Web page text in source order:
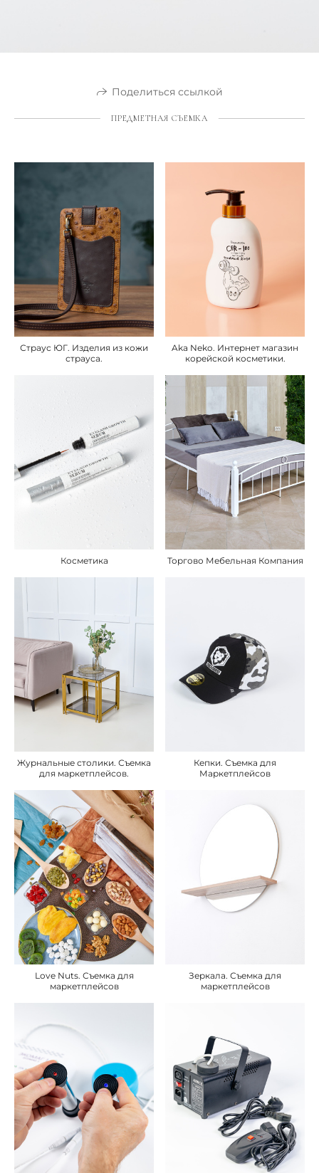
Поделиться ссылкой
ПРЕДМЕТНАЯ СЪЕМКА
Страус ЮГ. Изделия из кожи
страуса.
Aka Neko. Интернет магазин
корейской косметики.
Косметика Торгово Мебельная Компания
Журнальные столики. Съемка
для маркетплейсов.
Кепки. Съемка для
Маркетплейсов
Love Nuts. Съемка для
маркетплейсов
Зеркала. Съемка для
маркетплейсов